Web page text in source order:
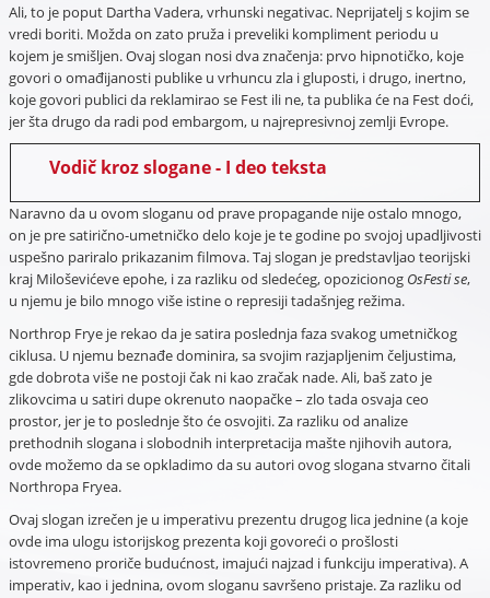
Ali, to je poput Dartha Vadera, vrhunski negativac. Neprijatelj s kojim se
vredi boriti. Možda on zato pruža i preveliki kompliment periodu u
kojem je smišljen. Ovaj slogan nosi dva značenja: prvo hipnotičko, koje
govori o omađijanosti publike u vrhuncu zla i gluposti, i drugo, inertno,
koje govori publici da reklamirao se Fest ili ne, ta publika će na Fest doći,
jer šta drugo da radi pod embargom, u najrepresivnoj zemlji Evrope.
Vodič kroz slogane - I deo teksta
Naravno da u ovom sloganu od prave propagande nije ostalo mnogo,
on je pre satirično-umetničko delo koje je te godine po svojoj upadljivosti
uspešno pariralo prikazanim filmova. Taj slogan je predstavljao teorijski
kraj Miloševićeve epohe, i za razliku od sledećeg, opozicionog OsFesti se,
u njemu je bilo mnogo više istine o represiji tadašnjeg režima.
Northrop Frye je rekao da je satira poslednja faza svakog umetničkog
ciklusa. U njemu beznađe dominira, sa svojim razjapljenim čeljustima,
gde dobrota više ne postoji čak ni kao zračak nade. Ali, baš zato je
zlikovcima u satiri dupe okrenuto naopačke – zlo tada osvaja ceo
prostor, jer je to poslednje što će osvojiti. Za razliku od analize
prethodnih slogana i slobodnih interpretacija mašte njihovih autora,
ovde možemo da se opkladimo da su autori ovog slogana stvarno čitali
Northropa Fryea.
Ovaj slogan izrečen je u imperativu prezentu drugog lica jednine (a koje
ovde ima ulogu istorijskog prezenta koji govoreći o prošlosti
istovremeno proriče budućnost, imajući najzad i funkciju imperativa). A
imperativ, kao i jednina, ovom sloganu savršeno pristaje. Za razliku od